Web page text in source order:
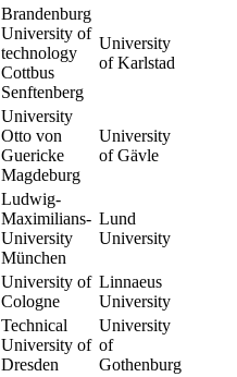
Brandenburg
University of
technology
Cottbus
Senftenberg
University
of Karlstad
University
Otto von
Guericke
Magdeburg
University
of Gävle
Ludwig-
Maximilians-
University
München
Lund
University
University of
Cologne
Linnaeus
University
Technical
University of
Dresden
University
of
Gothenburg